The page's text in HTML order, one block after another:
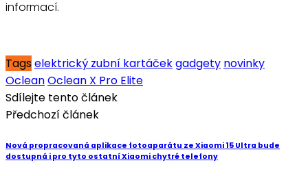
informací.
Tagselektrický zubní kartáčekgadgety novinky
OcleanOclean X Pro Elite
Sdílejte tento článek
Předchozí článek
Nová propracovaná aplikace fotoaparátu ze Xiaomi 15 Ultra bude
dostupná i pro tyto ostatní Xiaomi chytré telefony